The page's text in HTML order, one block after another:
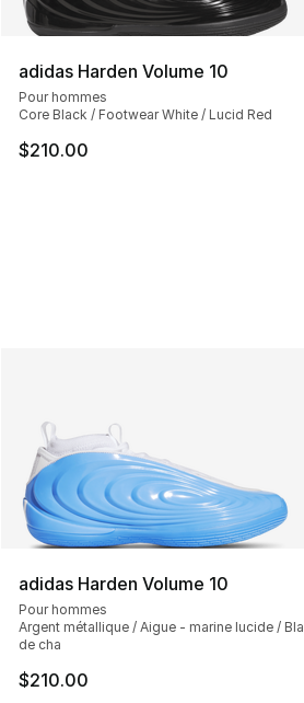
adidas Harden Volume 10
Pour hommes
Core Black / Footwear White / Lucid Red
$210.00
adidas Harden Volume 10
Pour hommes
Argent métallique / Aigue - marine lucide /
de cha
$210.00